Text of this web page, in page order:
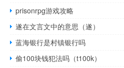
prisonrpg游戏攻略
遂在文言文中的意思（遂）
蓝海银行是村镇银行吗
偷100块钱犯法吗（t100k）